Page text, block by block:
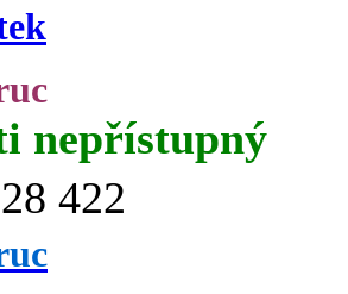
nepřístupný
422